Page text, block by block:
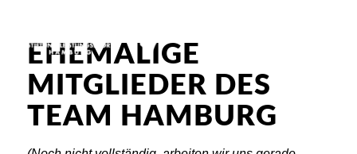
EHEMALIGE
MITGLIEDER DES
TEAM HAMBURG